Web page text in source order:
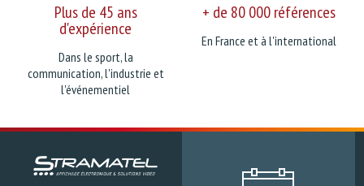
Plus de 45 ans
d'expérience
Dans le sport, la
communication, l'industrie et
l'événementiel
+ de 80 000 références
En France et à l'international